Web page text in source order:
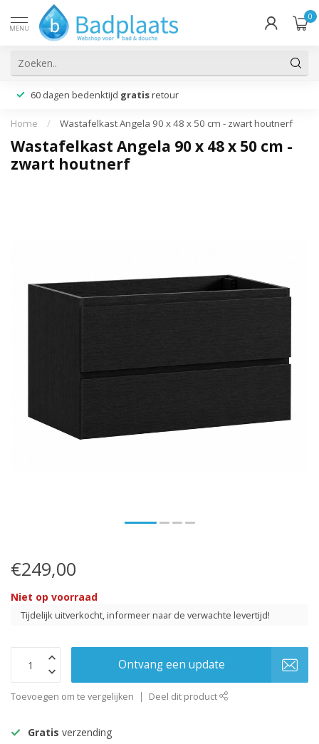
MENU
0
60 dagen bedenktijd gratis retour
Home / Wastafelkast Angela 90 x 48 x 50 cm - zwart houtnerf
Wastafelkast Angela 90 x 48 x 50 cm -
zwart houtnerf
€249,00
Niet op voorraad
Tijdelijk uitverkocht, informeer naar de verwachte levertijd!
Ontvang een update
Toevoegen om te vergelijken Deel dit product
Gratis verzending